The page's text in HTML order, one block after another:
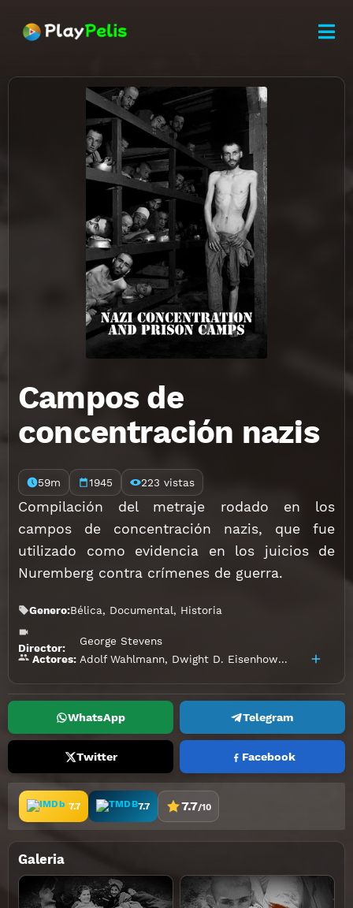
Campos de
concentración nazis
59m 1945 223 vistas
Compilación del metraje rodado en los
campos de concentración nazis, que fue
utilizado como evidencia en los juicios de
Nuremberg contra crímenes de guerra.
Genero:Bélica, Documental, Historia
Director:
George Stevens
Actores: Adolf Wahlmann, Dwight D. Eisenhower George
WhatsApp Telegram
Twitter Facebook
7.7 7.7 7.7/10
Galeria